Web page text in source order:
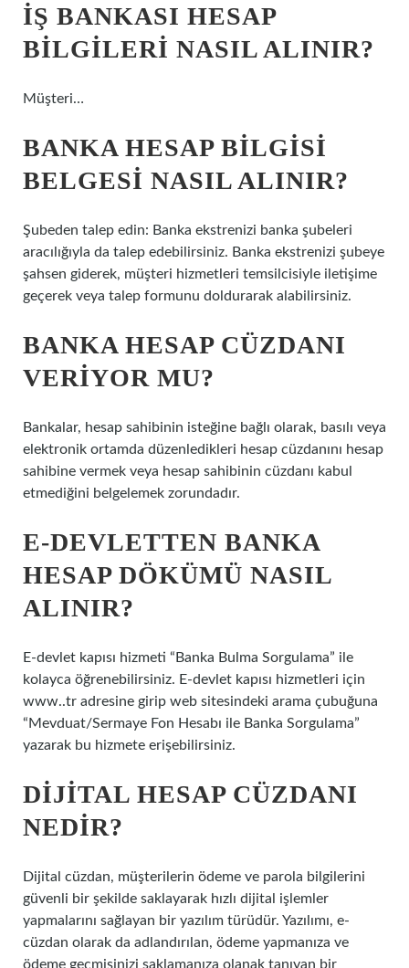
İŞ BANKASI HESAP
BILGILERI NASIL ALINIR?
Müşteri…
BANKA HESAP BILGISI
BELGESI NASIL ALINIR?
Şubeden talep edin: Banka ekstrenizi banka şubeleri
aracılığıyla da talep edebilirsiniz. Banka ekstrenizi şubeye
şahsen giderek, müşteri hizmetleri temsilcisiyle iletişime
geçerek veya talep formunu doldurarak alabilirsiniz.
BANKA HESAP CÜZDANI
VERIYOR MU?
Bankalar, hesap sahibinin isteğine bağlı olarak, basılı veya
elektronik ortamda düzenledikleri hesap cüzdanını hesap
sahibine vermek veya hesap sahibinin cüzdanı kabul
etmediğini belgelemek zorundadır.
E-DEVLETTEN BANKA
HESAP DÖKÜMÜ NASIL
ALINIR?
E-devlet kapısı hizmeti “Banka Bulma Sorgulama” ile
kolayca öğrenebilirsiniz. E-devlet kapısı hizmetleri için
www..tr adresine girip web sitesindeki arama çubuğuna
“Mevduat/Sermaye Fon Hesabı ile Banka Sorgulama”
yazarak bu hizmete erişebilirsiniz.
DIJITAL HESAP CÜZDANI
NEDIR?
Dijital cüzdan, müşterilerin ödeme ve parola bilgilerini
güvenli bir şekilde saklayarak hızlı dijital işlemler
yapmalarını sağlayan bir yazılım türüdür. Yazılımı, e-
cüzdan olarak da adlandırılan, ödeme yapmanıza ve
ödeme geçmişinizi saklamanıza olanak tanıyan bir